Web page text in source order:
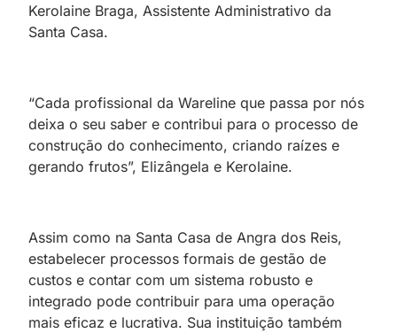
Kerolaine Braga, Assistente Administrativo da
Santa Casa.
“Cada profissional da Wareline que passa por nós
deixa o seu saber e contribui para o processo de
construção do conhecimento, criando raízes e
gerando frutos”, Elizângela e Kerolaine.
Assim como na Santa Casa de Angra dos Reis,
estabelecer processos formais de gestão de
custos e contar com um sistema robusto e
integrado pode contribuir para uma operação
mais eficaz e lucrativa. Sua instituição também